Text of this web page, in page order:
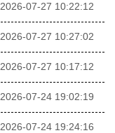
2026-07-27 10:22:12
2026-07-27 10:27:02
2026-07-27 10:17:12
2026-07-24 19:02:19
2026-07-24 19:24:16